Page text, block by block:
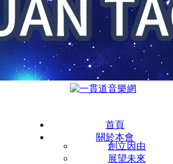
首頁
關於本會
創立因由
展望未來